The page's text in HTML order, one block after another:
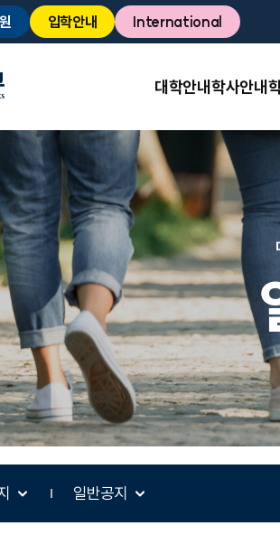
입학안내 International
대학안내학사안내
일반공지